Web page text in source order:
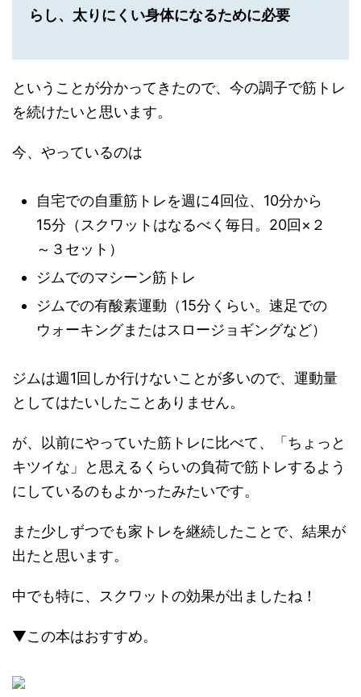
らし、太りにくい身体になるために必要
ということが分かってきたので、今の調子で筋トレ
を続けたいと思います。
今、やっているのは
自宅での自重筋トレを週に4回位、10分から
15分（スクワットはなるべく毎日。20回×２
～３セット）
ジムでのマシーン筋トレ
ジムでの有酸素運動（15分くらい。速足での
ウォーキングまたはスロージョギングなど）
ジムは週1回しか行けないことが多いので、運動量
としてはたいしたことありません。
が、以前にやっていた筋トレに比べて、「ちょっと
キツイな」と思えるくらいの負荷で筋トレするよう
にしているのもよかったみたいです。
また少しずつでも家トレを継続したことで、結果が
出たと思います。
中でも特に、スクワットの効果が出ましたね！
▼この本はおすすめ。